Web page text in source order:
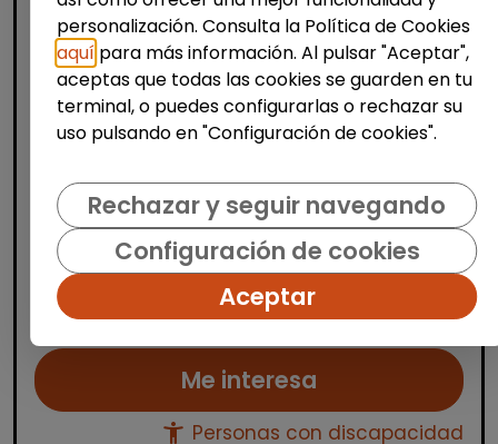
Limpieza y mantenimiento
Operario/a en lavadero de coches
(las tablas, madrid)
| España(Madrid)
Desarrollar las actividades necesarias para
el desarrollo correcto del proceso de lavado
de coches y cobro de los servicios. El
trabajo se desarrollaría en la zona de Las
Tablas, en l...
Me interesa
accessibility_new Personas con discapacidad
personalización. Consulta la Política de Cookies
aquí para más información. Al pulsar "Aceptar",
aceptas que todas las cookies se guarden en tu
terminal, o puedes configurarlas o rechazar su
uso pulsando en "Configuración de cookies".
Rechazar y seguir navegando
Configuración de cookies
Aceptar